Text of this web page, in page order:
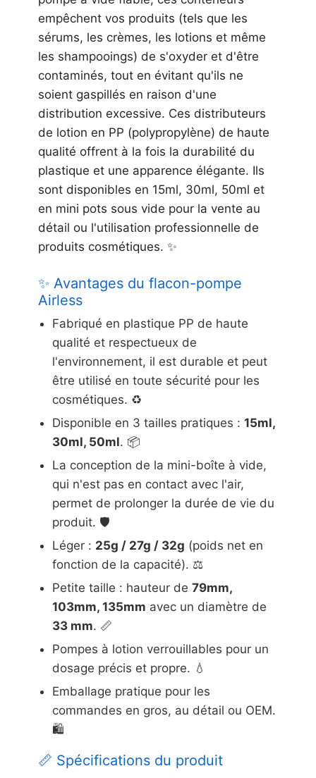
empêchent vos produits (tels que les
sérums, les crèmes, les lotions et même
les shampooings) de s'oxyder et d'être
contaminés, tout en évitant qu'ils ne
soient gaspillés en raison d'une
distribution excessive. Ces distributeurs
de lotion en PP (polypropylène) de haute
qualité offrent à la fois la durabilité du
plastique et une apparence élégante. Ils
sont disponibles en 15ml, 30ml, 50ml et
en mini pots sous vide pour la vente au
détail ou l'utilisation professionnelle de
produits cosmétiques. ✨
✨ Avantages du flacon-pompe
Airless
Fabriqué en plastique PP de haute
qualité et respectueux de
l'environnement, il est durable et peut
être utilisé en toute sécurité pour les
cosmétiques. ♻️
Disponible en 3 tailles pratiques : 15ml,
30ml, 50ml. 📦
La conception de la mini-boîte à vide,
qui n'est pas en contact avec l'air,
permet de prolonger la durée de vie du
produit. 🛡️
Léger : 25g / 27g / 32g (poids net en
fonction de la capacité). ⚖️
Petite taille : hauteur de 79mm,
103mm, 135mm avec un diamètre de
33 mm. 📏
Pompes à lotion verrouillables pour un
dosage précis et propre. 💧
Emballage pratique pour les
commandes en gros, au détail ou OEM.
🛍️
📏 Spécifications du produit